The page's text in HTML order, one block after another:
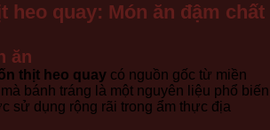
heo quay: Món ăn đậm chất
ăn
thịt heo quay có nguồn gốc từ miền
bánh tráng là một nguyên liệu phổ biến
sử dụng rộng rãi trong ẩm thực địa